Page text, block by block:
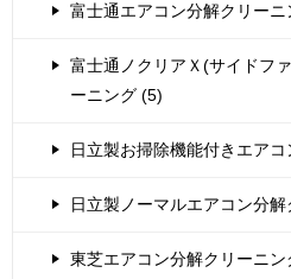
富士通エアコン分解クリーニ
富士通ノクリアＸ(サイドフ
ーニング (5)
日立製お掃除機能付きエア
日立製ノーマルエアコン分
東芝エアコン分解クリーニン